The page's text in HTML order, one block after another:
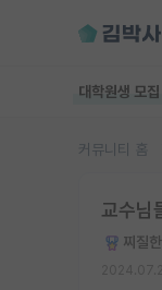
대학원생 모집
커뮤니티 홈
교수님
찌질